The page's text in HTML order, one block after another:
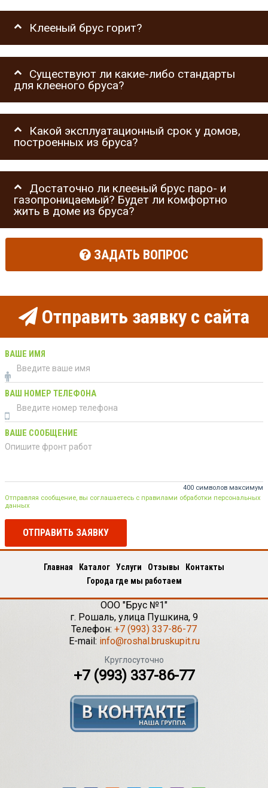
Клееный брус горит?
Существуют ли какие-либо стандарты
для клееного бруса?
Какой эксплуатационный срок у домов,
построенных из бруса?
Достаточно ли клееный брус паро- и
газопроницаемый? Будет ли комфортно
жить в доме из бруса?
ЗАДАТЬ ВОПРОС
Отправить заявку с сайта
ВАШЕ ИМЯ
ВАШ НОМЕР ТЕЛЕФОНА
ВАШЕ СООБЩЕНИЕ
400 символов максимум
Отправляя сообщение, вы соглашаетесь с правилами обработки персональных
данных
ОТПРАВИТЬ ЗАЯВКУ
Главная Каталог Услуги Отзывы
Контакты
Города где мы работаем
ООО "Брус №1"
г. Рошаль, улица Пушкина, 9
Телефон: +7 (993) 337-86-77
E-mail: info@roshal.bruskupit.ru
Круглосуточно
+7 (993) 337-86-77